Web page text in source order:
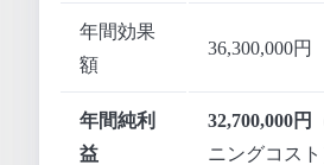
年間効果
額
36,300,000円
年間純利
益
32,700,000円
ニングコスト